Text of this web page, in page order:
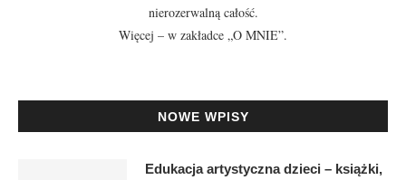
nierozerwalną całość.
Więcej – w zakładce „O MNIE”.
NOWE WPISY
Edukacja artystyczna dzieci – książki,